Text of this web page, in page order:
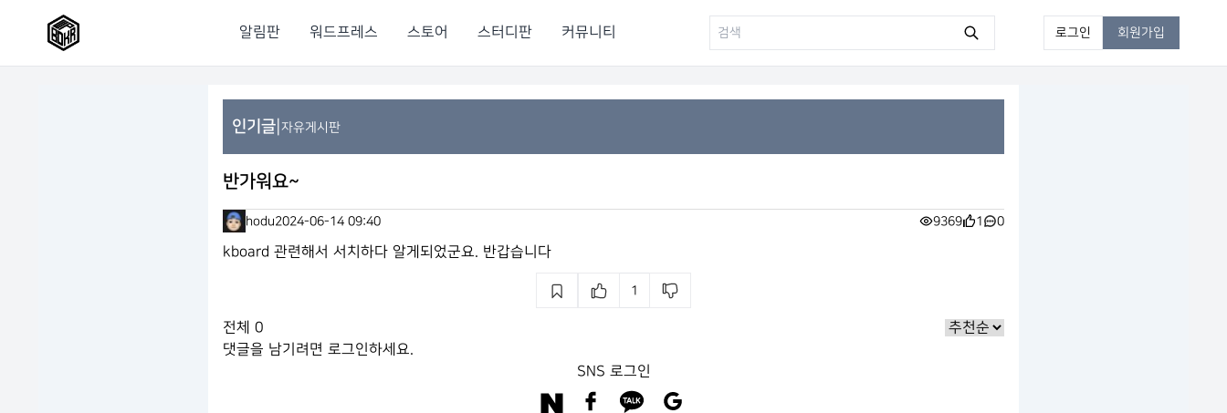
알림판 워드프레스 스토어 스터디판 커뮤니티 로그인 회원가입
인기글 자유게시판
반가워요~
hodu2024-06-14 09:40 9369 1 0
kboard 관련해서 서치하다 알게되었군요. 반갑습니다
1
전체 0
댓글을 남기려면 로그인하세요.
SNS 로그인